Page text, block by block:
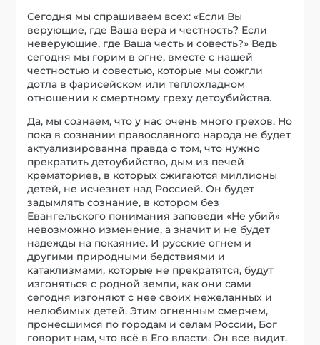
Сегодня мы спрашиваем всех: «Если Вы
верующие, где Ваша вера и честность? Если
неверующие, где Ваша честь и совесть?» Ведь
сегодня мы горим в огне, вместе с нашей
честностью и совестью, которые мы сожгли
дотла в фарисейском или теплохладном
отношении к смертному греху детоубийства.
Да, мы сознаем, что у нас очень много грехов. Но
пока в сознании православного народа не будет
актуализированна правда о том, что нужно
прекратить детоубийство, дым из печей
крематориев, в которых сжигаются миллионы
детей, не исчезнет над Россией. Он будет
задымлять сознание, в котором без
Евангельского понимания заповеди «Не убий»
невозможно изменение, а значит и не будет
надежды на покаяние. И русские огнем и
другими природными бедствиями и
катаклизмами, которые не прекратятся, будут
изгоняться с родной земли, как они сами
сегодня изгоняют с нее своих нежеланных и
нелюбимых детей. Этим огненным смерчем,
пронесшимся по городам и селам России, Бог
говорит нам, что всё в Его власти. Он все видит.